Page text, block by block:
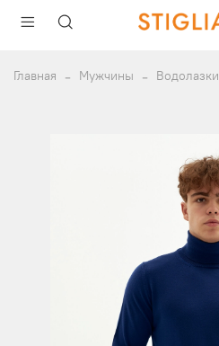
Главная Мужчины Водолазки